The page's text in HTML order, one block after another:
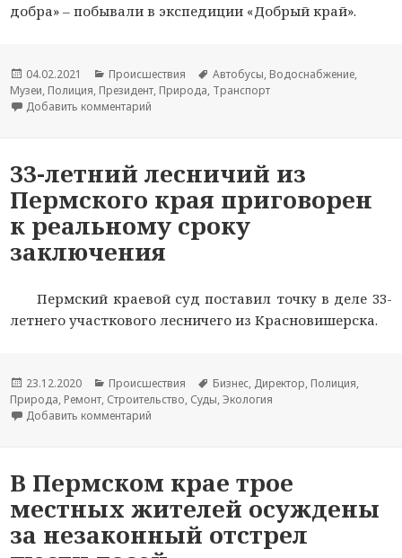
добра» – побывали в экспедиции «Добрый край».
Опубликовано
04.02.2021 Рубрики
Происшествия Метки
Автобусы, Водоснабжение,
Музеи, Полиция, Президент, Природа, Транспорт
Добавить комментарий
33-летний лесничий из
Пермского края приговорен
к реальному сроку
заключения
Пермский краевой суд поставил точку в деле 33-
летнего участкового лесничего из Красновишерска.
Опубликовано
23.12.2020 Рубрики
Происшествия Метки
Бизнес, Директор, Полиция,
Природа, Ремонт, Строительство, Суды,Экология
Добавить комментарий
В Пермском крае трое
местных жителей осуждены
за незаконный отстрел